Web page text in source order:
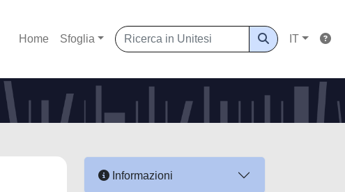
Home Sfoglia IT
Informazioni